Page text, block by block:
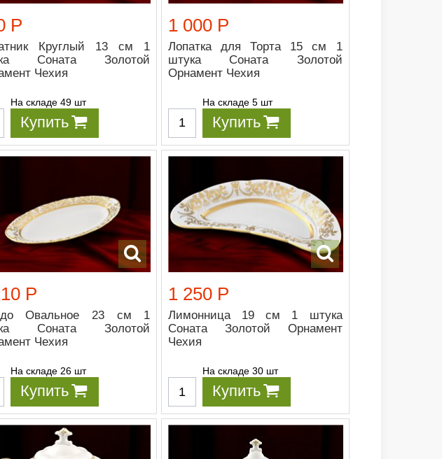
Р
Круглый 13 см 1
Соната Золотой
Чехия
На складе 49 шт
Купить
1 000 Р
Лопатка для Торта 15 см 1
штука Соната Золотой
Орнамент Чехия
На складе 5 шт
Купить
Р
Овальное 23 см 1
Соната Золотой
Чехия
На складе 26 шт
Купить
1 250 Р
Лимонница 19 см 1 штука
Соната Золотой Орнамент
Чехия
На складе 30 шт
Купить